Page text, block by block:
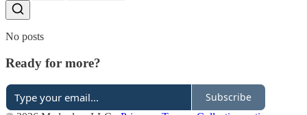
No posts
Ready for more?
Subscribe